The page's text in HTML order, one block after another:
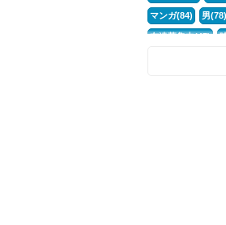
マンガ(84) 男(78)
友達募集中(47)